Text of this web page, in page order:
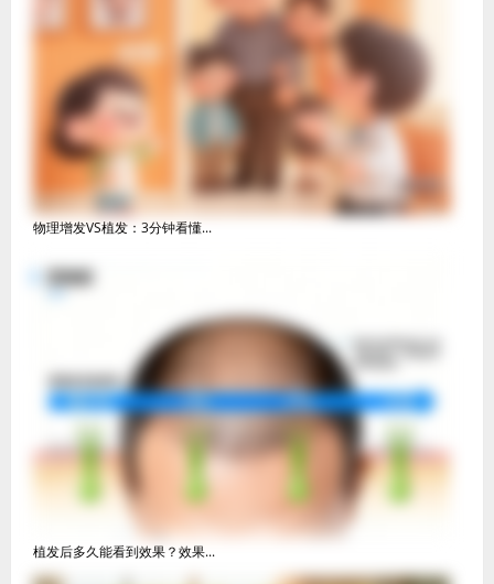
物理增发VS植发：3分钟看懂...
植发后多久能看到效果？效果...